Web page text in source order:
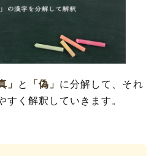
」 と 「偽」 に分解して、それ
すく解釈していきます。